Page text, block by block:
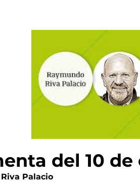
del 10 de
Palacio